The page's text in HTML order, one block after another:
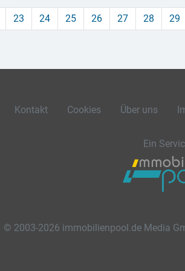
23 24 25 26 27 28 29
Kontakt Cookies Über uns
Ein
© 2003-2026 immobilienpool.de Media